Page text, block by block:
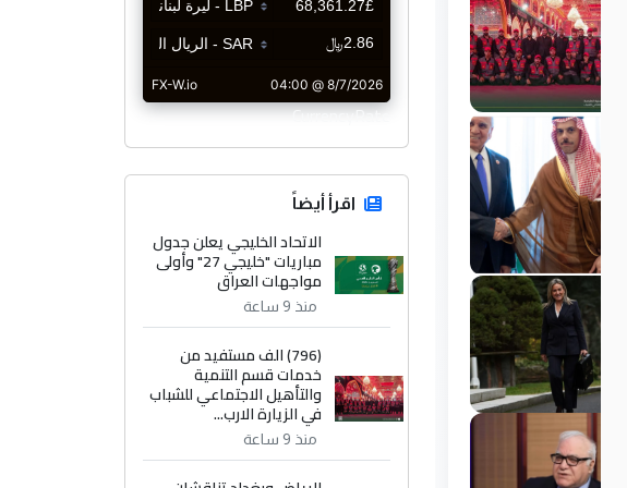
CurrencyRate
اقرأ أيضاً
الاتحاد الخليجي يعلن جدول
مباريات "خليجي 27" وأولى
مواجهات العراق
منذ 9 ساعة
(796) الف مستفيد من
خدمات قسم التنمية
والتأهيل الاجتماعي للشباب
في الزيارة الارب...
منذ 9 ساعة